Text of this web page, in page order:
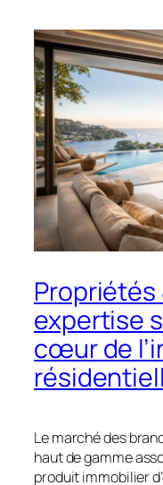
Propriétés
expertise
cœur de
Le marché des
haut de gamme
produit immobilier